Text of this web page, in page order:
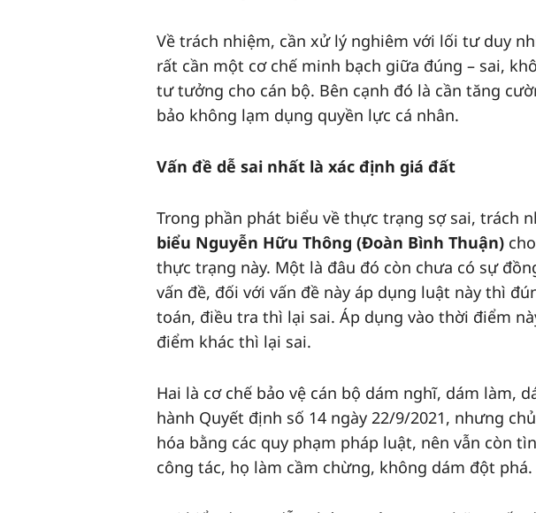
Về trách nhiệm, cần xử lý nghiêm với lối tư duy
rất cần một cơ chế minh bạch giữa đúng – sai,
tư tưởng cho cán bộ. Bên cạnh đó là cần tăng
bảo không lạm dụng quyền lực cá nhân.
Vấn đề dễ sai nhất là xác định giá đất
Trong phần phát biểu về thực trạng sợ sai, trách
biểu Nguyễn Hữu Thông (Đoàn Bình Thuận)
thực trạng này. Một là đâu đó còn chưa có sự
vấn đề, đối với vấn đề này áp dụng luật này thì
toán, điều tra thì lại sai. Áp dụng vào thời điểm
điểm khác thì lại sai.
Hai là cơ chế bảo vệ cán bộ dám nghĩ, dám làm,
hành Quyết định số 14 ngày 22/9/2021, nhưng
hóa bằng các quy phạm pháp luật, nên vẫn còn
công tác, họ làm cầm chừng, không dám đột phá.